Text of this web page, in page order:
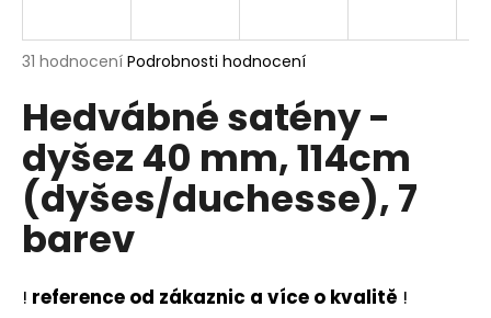
Průměrné
produktu
je
5,0
z
5
hvězdiček.
31 hodnocení Podrobnosti hodnocení
Hedvábné satény -
dyšez 40 mm, 114cm
(dyšes/duchesse), 7
barev
! reference od zákaznic a více o kvalitě !
j
t
?